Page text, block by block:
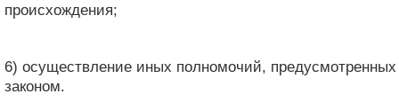
происхождения;
6) осуществление иных полномочий, предусмотренных
законом.